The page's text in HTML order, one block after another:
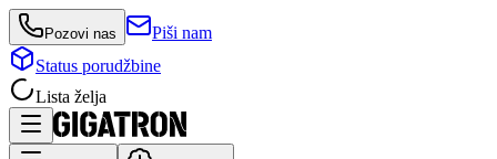
Pozovi nas
Piši nam
Status porudžbine
Lista želja